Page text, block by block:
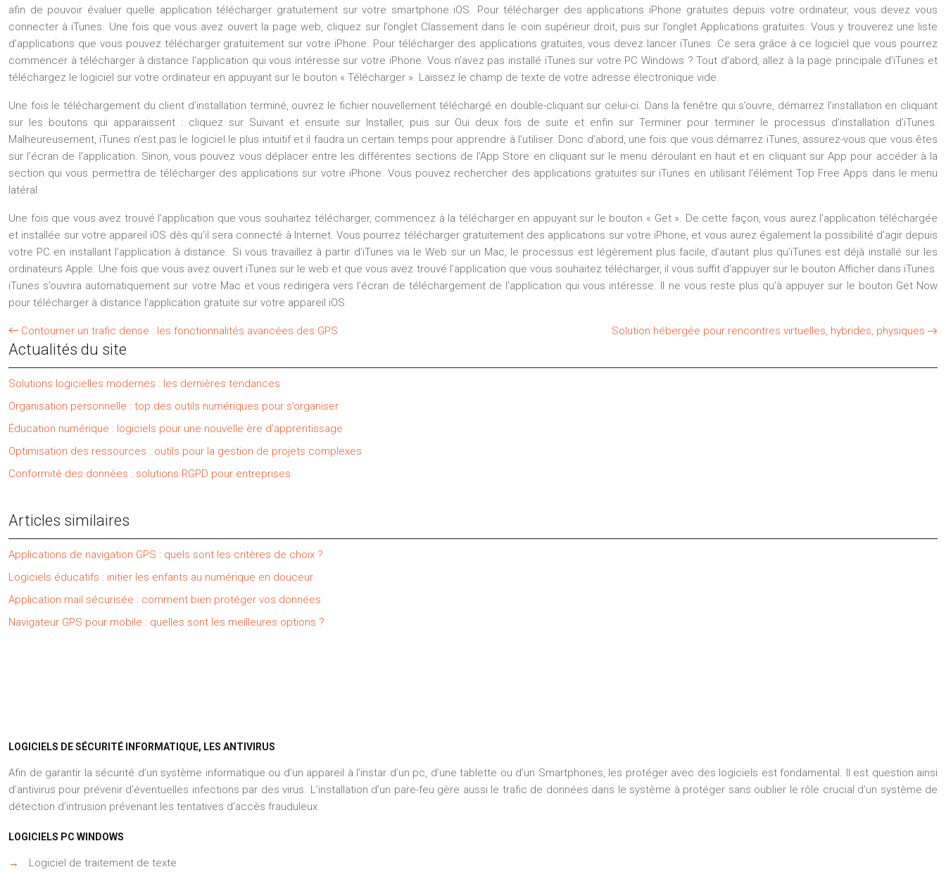
afin de pouvoir évaluer quelle application télécharger gratuitement sur votre smartphone iOS. Pour télécharger des applications iPhone gratuites depuis votre ordinateur, vous devez vous
connecter à iTunes. Une fois que vous avez ouvert la page web, cliquez sur l’onglet Classement dans le coin supérieur droit, puis sur l’onglet Applications gratuites. Vous y trouverez une liste
d’applications que vous pouvez télécharger gratuitement sur votre iPhone. Pour télécharger des applications gratuites, vous devez lancer iTunes. Ce sera grâce à ce logiciel que vous pourrez
commencer à télécharger à distance l’application qui vous intéresse sur votre iPhone. Vous n’avez pas installé iTunes sur votre PC Windows ? Tout d’abord, allez à la page principale d’iTunes et
téléchargez le logiciel sur votre ordinateur en appuyant sur le bouton « Télécharger ». Laissez le champ de texte de votre adresse électronique vide.
Une fois le téléchargement du client d’installation terminé, ouvrez le fichier nouvellement téléchargé en double-cliquant sur celui-ci. Dans la fenêtre qui s’ouvre, démarrez l’installation en cliquant
sur les boutons qui apparaissent : cliquez sur Suivant et ensuite sur Installer, puis sur Oui deux fois de suite et enfin sur Terminer pour terminer le processus d’installation d’iTunes.
Malheureusement, iTunes n’est pas le logiciel le plus intuitif et il faudra un certain temps pour apprendre à l’utiliser. Donc d’abord, une fois que vous démarrez iTunes, assurez-vous que vous êtes
sur l’écran de l’application. Sinon, vous pouvez vous déplacer entre les différentes sections de l’App Store en cliquant sur le menu déroulant en haut et en cliquant sur App pour accéder à la
section qui vous permettra de télécharger des applications sur votre iPhone. Vous pouvez rechercher des applications gratuites sur iTunes en utilisant l’élément Top Free Apps dans le menu
latéral.
Une fois que vous avez trouvé l’application que vous souhaitez télécharger, commencez à la télécharger en appuyant sur le bouton « Get ». De cette façon, vous aurez l’application téléchargée
et installée sur votre appareil iOS dès qu’il sera connecté à Internet. Vous pourrez télécharger gratuitement des applications sur votre iPhone, et vous aurez également la possibilité d’agir depuis
votre PC en installant l’application à distance. Si vous travaillez à partir d’iTunes via le Web sur un Mac, le processus est légèrement plus facile, d’autant plus qu’iTunes est déjà installé sur les
ordinateurs Apple. Une fois que vous avez ouvert iTunes sur le web et que vous avez trouvé l’application que vous souhaitez télécharger, il vous suffit d’appuyer sur le bouton Afficher dans iTunes.
iTunes s’ouvrira automatiquement sur votre Mac et vous redirigera vers l’écran de téléchargement de l’application qui vous intéresse. Il ne vous reste plus qu’à appuyer sur le bouton Get Now
pour télécharger à distance l’application gratuite sur votre appareil iOS.
Contourner un trafic dense : les fonctionnalités avancées des GPS Solution hébergée pour rencontres virtuelles, hybrides, physiques
Actualités du site
Solutions logicielles modernes : les dernières tendances
Organisation personnelle : top des outils numériques pour s’organiser
Éducation numérique : logiciels pour une nouvelle ère d’apprentissage
Optimisation des ressources : outils pour la gestion de projets complexes
Conformité des données : solutions RGPD pour entreprises
Articles similaires
Applications de navigation GPS : quels sont les critères de choix ?
Logiciels éducatifs : initier les enfants au numérique en douceur
Application mail sécurisée : comment bien protéger vos données
Navigateur GPS pour mobile : quelles sont les meilleures options ?
LOGICIELS DE SÉCURITÉ INFORMATIQUE, LES ANTIVIRUS
Afin de garantir la sécurité d’un système informatique ou d’un appareil à l’instar d’un pc, d’une tablette ou d’un Smartphones, les protéger avec des logiciels est fondamental. Il est question ainsi
d’antivirus pour prévenir d’éventuelles infections par des virus. L’installation d’un pare-feu gère aussi le trafic de données dans le système à protéger sans oublier le rôle crucial d’un système de
détection d’intrusion prévenant les tentatives d’accès frauduleux.
LOGICIELS PC WINDOWS
→ Logiciel de traitement de texte